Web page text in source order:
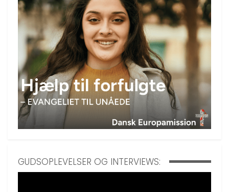
GUDSOPLEVELSER OG INTERVIEWS: